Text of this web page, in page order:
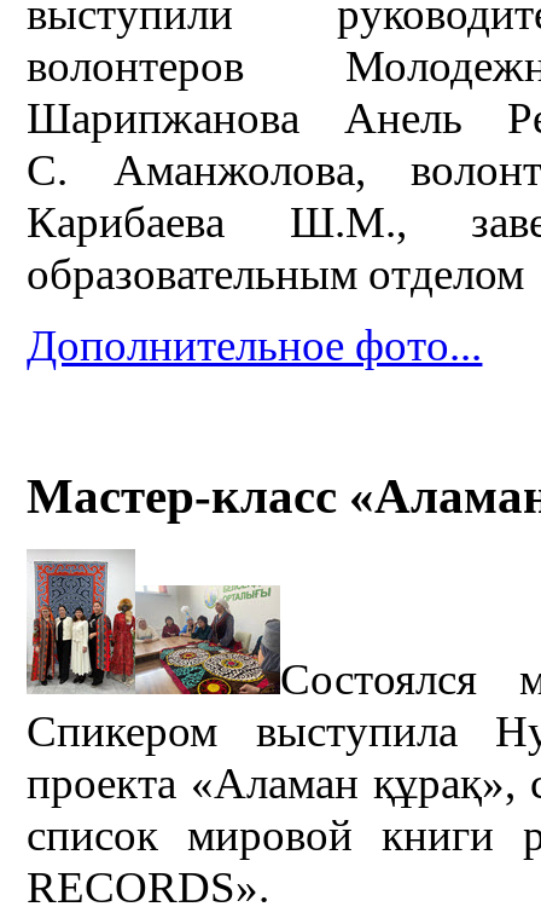
выступили
волонтеров
Шарипжанова Анель
С. Аманжолова,
Карибаева Ш.М.,
образовательным
Дополнительное фото...
Мастер-класс
Состоялся
Спикером выступила
проекта «Аламан
список мировой книги
RECORDS».